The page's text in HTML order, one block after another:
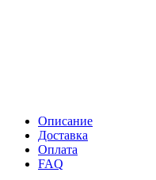
Описание
Доставка
Оплата
FAQ